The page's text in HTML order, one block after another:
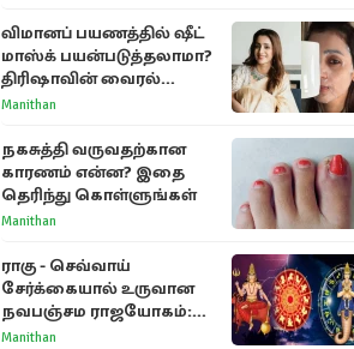
விமானப் பயணத்தில் ஷீட்
மாஸ்க் பயன்படுத்தலாமா?
திரிஷாவின் வைரல்
செல்ஃபிக்கு மருத்துவர்
Manithan
நகசுத்தி வருவதற்கான
காரணம் என்ன? இதை
தெரிந்து கொள்ளுங்கள்
Manithan
ராகு - செவ்வாய்
சேர்க்கையால் உருவான
நவபஞ்சம ராஜயோகம்:
அதிர்ஷ்டம் பெறும் 3
Manithan